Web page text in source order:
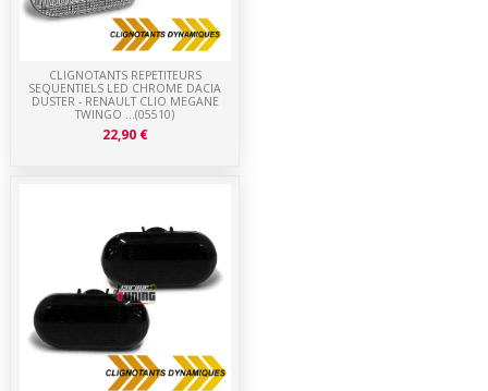
CLIGNOTANTS REPETITEURS
SEQUENTIELS LED CHROME DACIA
DUSTER - RENAULT CLIO MEGANE
TWINGO ...(05510)
22,90 €